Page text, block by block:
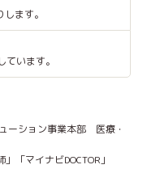
ます。
ています。
ーション事業本部 医療・
「マイナビDOCTOR」